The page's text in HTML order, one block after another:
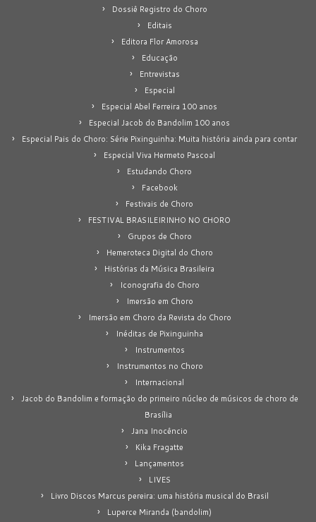
Dossiê Registro do Choro
Editais
Editora Flor Amorosa
Educação
Entrevistas
Especial
Especial Abel Ferreira 100 anos
Especial Jacob do Bandolim 100 anos
Especial Pais do Choro: Série Pixinguinha: Muita história ainda para contar
Especial Viva Hermeto Pascoal
Estudando Choro
Facebook
Festivais de Choro
FESTIVAL BRASILEIRINHO NO CHORO
Grupos de Choro
Hemeroteca Digital do Choro
Histórias da Música Brasileira
Iconografia do Choro
Imersão em Choro
Imersão em Choro da Revista do Choro
Inéditas de Pixinguinha
Instrumentos
Instrumentos no Choro
Internacional
Jacob do Bandolim e formação do primeiro núcleo de músicos de choro de
Brasília
Jana Inocêncio
Kika Fragatte
Lançamentos
LIVES
Livro Discos Marcus pereira: uma história musical do Brasil
Luperce Miranda (bandolim)